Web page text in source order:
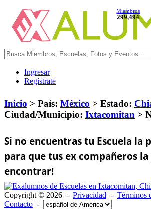
Miembros
299,494
Ingresar
Regístrate
Inicio > País: México > Estado:
Ciudad/Municipio: Ixtacomitan >
Si no encuentras tu Escuela la
para que tus ex compañeros la
encontrar!
Copyright © 2026 - Privacidad - Términos
Contacto -